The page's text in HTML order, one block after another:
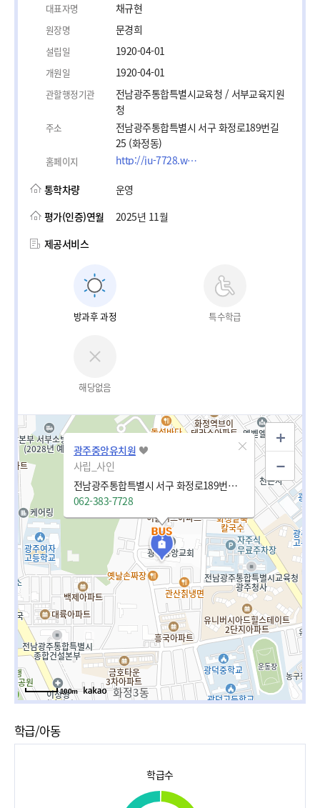
대표자명 채규현
원장명 문경희
설립일 1920-04-01
개원일 1920-04-01
관할행정기관
전남광주통합특별시교육청 / 서부교육지원
청
주소
전남광주통합특별시 서구 화정로189번길
25 (화정동)
홈페이지 http://ju-7728.wo.to
통학차량
운영
평가(인증)연월
2025년 11월
제공서비스
방과후 과정 특수학급
해당없음
광주중앙유치원
사립_사인
전남광주통합특별시 서구 화정로189번길 25 (화정동)
062-383-7728
100m
학급/아동
학급수